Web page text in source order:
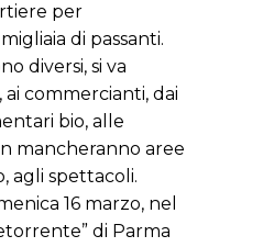
per
di passanti.
diversi, si va
ai commercianti, dai
bio, alle
mancheranno aree
agli spettacoli.
16 marzo, nel
di Parma